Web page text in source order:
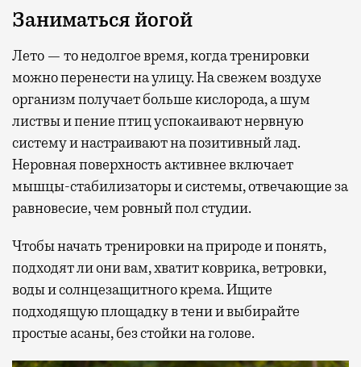
Заниматься йогой
Лето — то недолгое время, когда тренировки
можно перенести на улицу. На свежем воздухе
организм получает больше кислорода, а шум
листвы и пение птиц успокаивают нервную
систему и настраивают на позитивный лад.
Неровная поверхность активнее включает
мышцы-стабилизаторы и системы, отвечающие за
равновесие, чем ровный пол студии.
Чтобы начать тренировки на природе и понять,
подходят ли они вам, хватит коврика, ветровки,
воды и солнцезащитного крема. Ищите
подходящую площадку в тени и выбирайте
простые асаны, без стойки на голове.